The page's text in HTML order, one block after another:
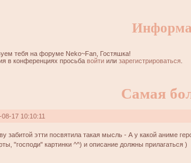
тебя на форуме Neko~Fan, Гостяшка!
в конференциях просьба войти или зарегистрироваться
Самая
17 10:10:11
забитой этти посвятила такая мысль - А у какой аниме
"господи" картинки ^^) и описание должны прилагаться )